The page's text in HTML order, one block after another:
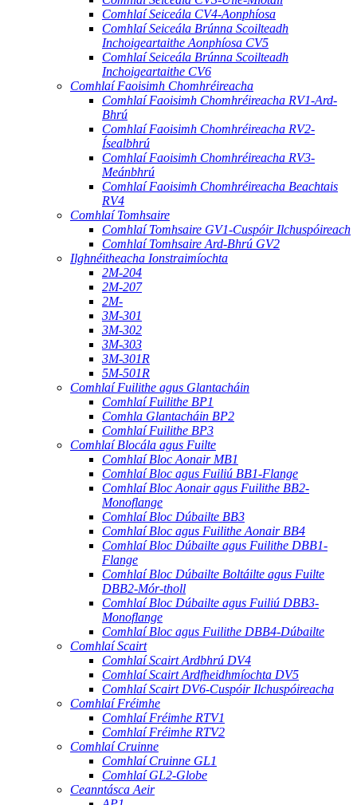
Comhlaí Seiceála CV4-Aonphíosa
Comhlaí Seiceála Brúnna Scoilteadh
Inchoigeartaithe Aonphíosa CV5
Comhlaí Seiceála Brúnna Scoilteadh
Inchoigeartaithe CV6
Comhlaí Faoisimh Chomhréireacha
Comhlaí Faoisimh Chomhréireacha RV1-Ard-
Bhrú
Comhlaí Faoisimh Chomhréireacha RV2-
Ísealbhrú
Comhlaí Faoisimh Chomhréireacha RV3-
Meánbhrú
Comhlaí Faoisimh Chomhréireacha Beachtais
RV4
Comhlaí Tomhsaire
Comhlaí Tomhsaire GV1-Cuspóir Ilchuspóireach
Comhlaí Tomhsaire Ard-Bhrú GV2
Ilghnéitheacha Ionstraimíochta
2M-204
2M-207
2M-
3M-301
3M-302
3M-303
3M-301R
5M-501R
Comhlaí Fuilithe agus Glantacháin
Comhlaí Fuilithe BP1
Comhla Glantacháin BP2
Comhlaí Fuilithe BP3
Comhlaí Blocála agus Fuilte
Comhlaí Bloc Aonair MB1
Comhlaí Bloc agus Fuiliú BB1-Flange
Comhlaí Bloc Aonair agus Fuilithe BB2-
Monoflange
Comhlaí Bloc Dúbailte BB3
Comhlaí Bloc agus Fuilithe Aonair BB4
Comhlaí Bloc Dúbailte agus Fuilithe DBB1-
Flange
Comhlaí Bloc Dúbailte Boltáilte agus Fuilte
DBB2-Mór-tholl
Comhlaí Bloc Dúbailte agus Fuiliú DBB3-
Monoflange
Comhlaí Bloc agus Fuilithe DBB4-Dúbailte
Comhlaí Scairt
Comhlaí Scairt Ardbhrú DV4
Comhlaí Scairt Ardfheidhmíochta DV5
Comhlaí Scairt DV6-Cuspóir Ilchuspóireacha
Comhlaí Fréimhe
Comhlaí Fréimhe RTV1
Comhlaí Fréimhe RTV2
Comhlaí Cruinne
Comhlaí Cruinne GL1
Comhlaí GL2-Globe
Ceanntásca Aeir